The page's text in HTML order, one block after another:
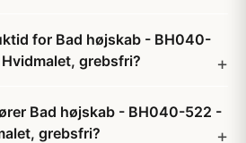
for Bad højskab - BH040-
grebsfri?
Bad højskab - BH040-522 -
grebsfri?